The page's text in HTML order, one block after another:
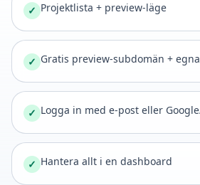
✓ Projektlista + preview-läge
✓ Gratis preview-subdomän +
✓ Logga in med e-post eller
✓ Hantera allt i en dashboard